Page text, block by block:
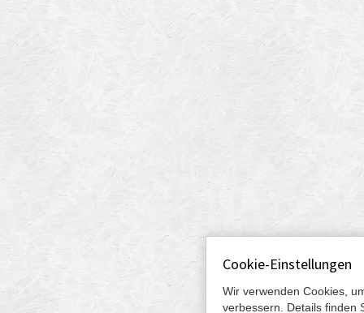
Cookie-Einstellungen
Wir verwenden Cookies,
verbessern. Details finden